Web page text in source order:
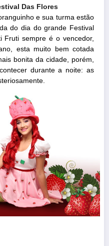
Das Flores
e sua turma estão
do dia do grande Festival
Fruti sempre é o vencedor,
esta muito bem cotada
bonita da cidade, porém,
durante a noite: as